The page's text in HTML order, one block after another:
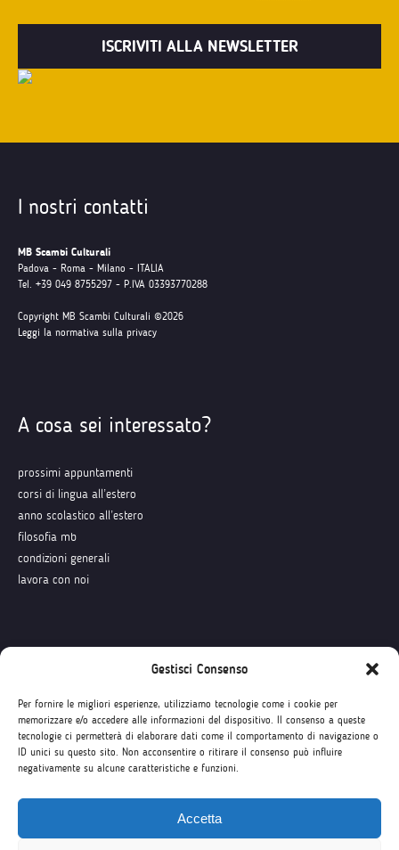
Gestisci Consenso
Per fornire le migliori esperienze, utilizziamo tecnologie come i cookie per
memorizzare e/o accedere alle informazioni del dispositivo. Il consenso a queste
tecnologie ci permetterà di elaborare dati come il comportamento di navigazione o
ID unici su questo sito. Non acconsentire o ritirare il consenso può influire
negativamente su alcune caratteristiche e funzioni.
Accetta
I nostri contatti
MB Scambi Culturali
Padova - Roma - Milano - ITALIA
Tel. +39 049 8755297 - P.IVA 03393770288
Copyright MB Scambi Culturali ©2026
Leggi la normativa sulla privacy
A cosa sei interessato?
prossimi appuntamenti
corsi di lingua all’estero
anno scolastico all’estero
filosofia mb
condizioni generali
lavora con noi